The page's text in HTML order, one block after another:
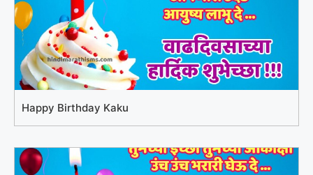
Happy Birthday Kaku